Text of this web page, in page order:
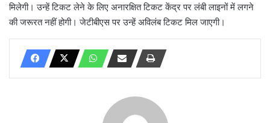
मिलेगी। उन्हें टिकट लेने के लिए अनारक्षित टिकट केंद्र पर लंबी लाइनों में लगने
की जरूरत नहीं होगी। जेटीबीएस पर उन्हें अविलंब टिकट मिल जाएगी।